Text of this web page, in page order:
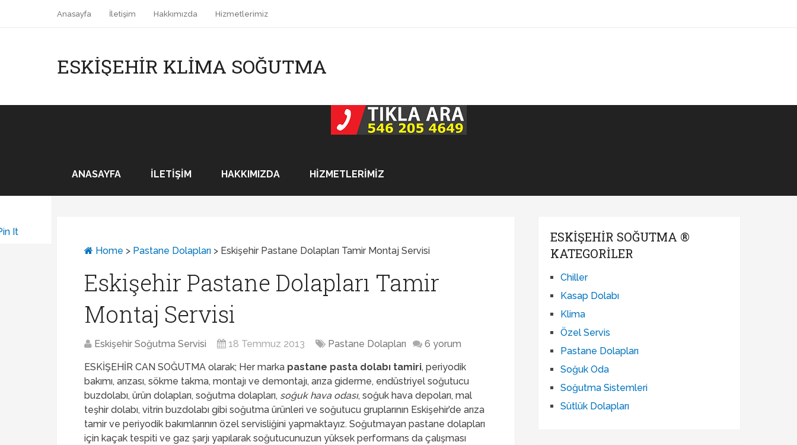
Anasayfa İletişim Hakkımızda Hizmetlerimiz
ESKIŞEHIR KLIMA SOĞUTMA
ANASAYFA İLETIŞIM HAKKIMIZDA HIZMETLERIMIZ
Home > Pastane Dolapları > Eskişehir Pastane Dolapları Tamir Montaj Servisi
Eskişehir Pastane Dolapları Tamir
Montaj Servisi
Eskişehir Soğutma Servisi 18 Temmuz 2013 Pastane Dolapları 6 yorum
ESKİŞEHİR CAN SOĞUTMA olarak; Her marka pastane pasta dolabı tamiri, periyodik
bakımı, arızası, sökme takma, montajı ve demontajı, arıza giderme, endüstriyel soğutucu
buzdolabı, ürün dolapları, soğutma dolapları, soğuk hava odası, soğuk hava depoları, mal
teşhir dolabı, vitrin buzdolabı gibi soğutma ürünleri ve soğutucu gruplarının Eskişehir’de arıza
tamir ve periyodik bakımlarının özel servisliğini yapmaktayız. Soğutmayan pastane dolapları
için kaçak tespiti ve gaz şarjı yapılarak soğutucunuzun yüksek performans da çalışması
It
ESKIŞEHIR SOĞUTMA ®
KATEGORILER
Chiller
Kasap Dolabı
Klima
Özel Servis
Pastane Dolapları
Soğuk Oda
Soğutma Sistemleri
Sütlük Dolapları